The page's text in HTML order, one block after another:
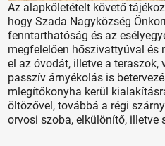
Az alapkőletételt követő
hogy Szada Nagyközség
fenntarthatóság és az
megfelelően hőszivattyúval és
el az óvodát, illetve a
passzív árnyékolás is
mlegítőkonyha kerül
öltözővel, továbbá a régi
orvosi szoba, elkülönítő, illetve